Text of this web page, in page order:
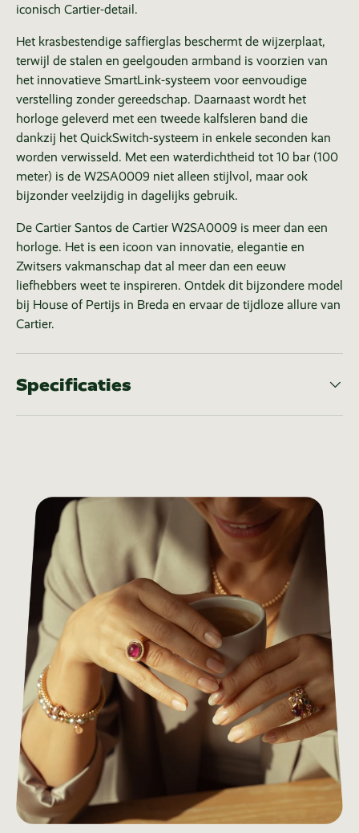
iconisch Cartier-detail.
Het krasbestendige saffierglas beschermt de wijzerplaat,
terwijl de stalen en geelgouden armband is voorzien van
het innovatieve SmartLink-systeem voor eenvoudige
verstelling zonder gereedschap. Daarnaast wordt het
horloge geleverd met een tweede kalfsleren band die
dankzij het QuickSwitch-systeem in enkele seconden kan
worden verwisseld. Met een waterdichtheid tot 10 bar (100
meter) is de W2SA0009 niet alleen stijlvol, maar ook
bijzonder veelzijdig in dagelijks gebruik.
De Cartier Santos de Cartier W2SA0009 is meer dan een
horloge. Het is een icoon van innovatie, elegantie en
Zwitsers vakmanschap dat al meer dan een eeuw
liefhebbers weet te inspireren. Ontdek dit bijzondere model
bij House of Pertijs in Breda en ervaar de tijdloze allure van
Cartier.
Specificaties